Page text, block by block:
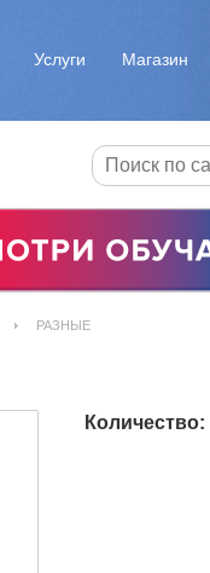
Услуги Магазин
РАЗНЫЕ
Количество: